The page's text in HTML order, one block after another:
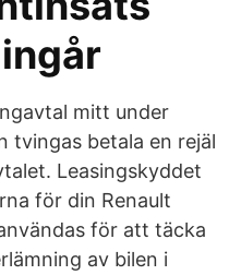
mitt under
tvingas betala en rejäl
Leasingskyddet
för din Renault
för att täcka
av bilen i